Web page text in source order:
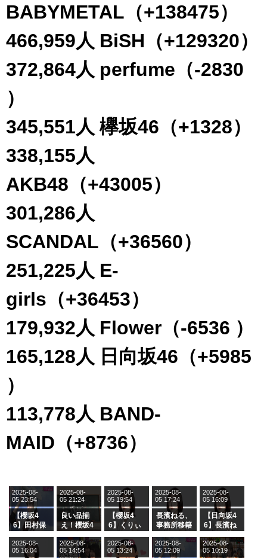
BABYMETAL（+138475）
466,959人 BiSH（+129320）
372,864人 perfume（-2830
）
345,551人 欅坂46（+1328）
338,155人
AKB48（+43005）
301,286人
SCANDAL（+36560）
251,225人 E-
girls（+36453）
179,932人 Flower（-6536 ）
165,128人 日向坂46（+5985
）
113,778人 BAND-
MAID（+8736）
【櫻坂4
6】田村保
ージを脱い
でいた理由
2025-08-
05 23:54
良い品揃
え！櫻坂4
グル『Mak
e or Brea
2025-08-
05 21:24
【櫻坂4
6】くりぃ
の2人を手
玉に取る大
2025-08-
05 19:54
長濱ねる、
事務所移籍
属を発表
2025-08-
05 17:24
【日向坂4
6】長濱ね
ら移籍しフ
ラーム所属
2025-08-
05 16:09
2025-08-
05 16:04
2025-08-
05 14:54
2025-08-
05 13:24
2025-08-
05 12:09
2025-08-
05 10:19